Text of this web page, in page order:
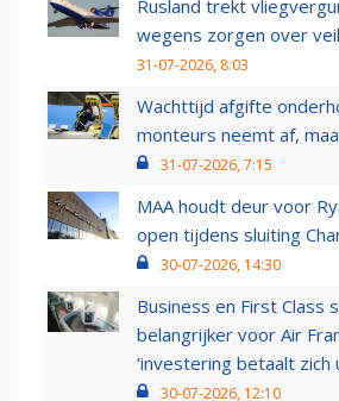
Rusland trekt
wegens zorgen over
31-07-2026, 8:03
Wachttijd afgifte
monteurs neemt af,
31-07-2026, 7:15
MAA houdt deur voor
open tijdens sluiting
30-07-2026, 14:30
Business en First Class
belangrijker voor Air
‘investering betaalt zich
30-07-2026, 12:10